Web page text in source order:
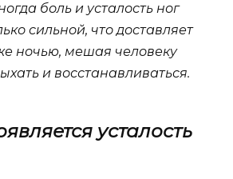
боль и усталость ног
сильной, что доставляет
ночью, мешая человеку
и восстанавливаться.
усталость